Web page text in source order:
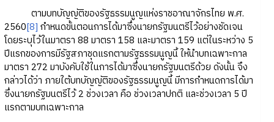
ตามบทบัญญัติของรัฐธรรมนูญแห่งราชอาณาจักรไทย พ.ศ.
2560[8] กำหนดขั้นตอนการได้มาซึ่งนายกรัฐมนตรีไว้อย่างชัดเจน
โดยระบุไว้ในมาตรา 88 มาตรา 158 และมาตรา 159 แต่ในระหว่าง 5
ปีแรกของการมีรัฐสภาชุดแรกตามรัฐธรรมนูญนี้ ให้นำบทเฉพาะกาล
มาตรา 272 มาบังคับใช้ในการได้มาซึ่งนายกรัฐมนตรีด้วย ดังนั้น จึง
กล่าวได้ว่า ภายใต้บทบัญญัติของรัฐธรรมนูญนี้ มีการกำหนดการได้มา
ซึ่งนายกรัฐมนตรีไว้ 2 ช่วงเวลา คือ ช่วงเวลาปกติ และช่วงเวลา 5 ปี
แรกตามบทเฉพาะกาล